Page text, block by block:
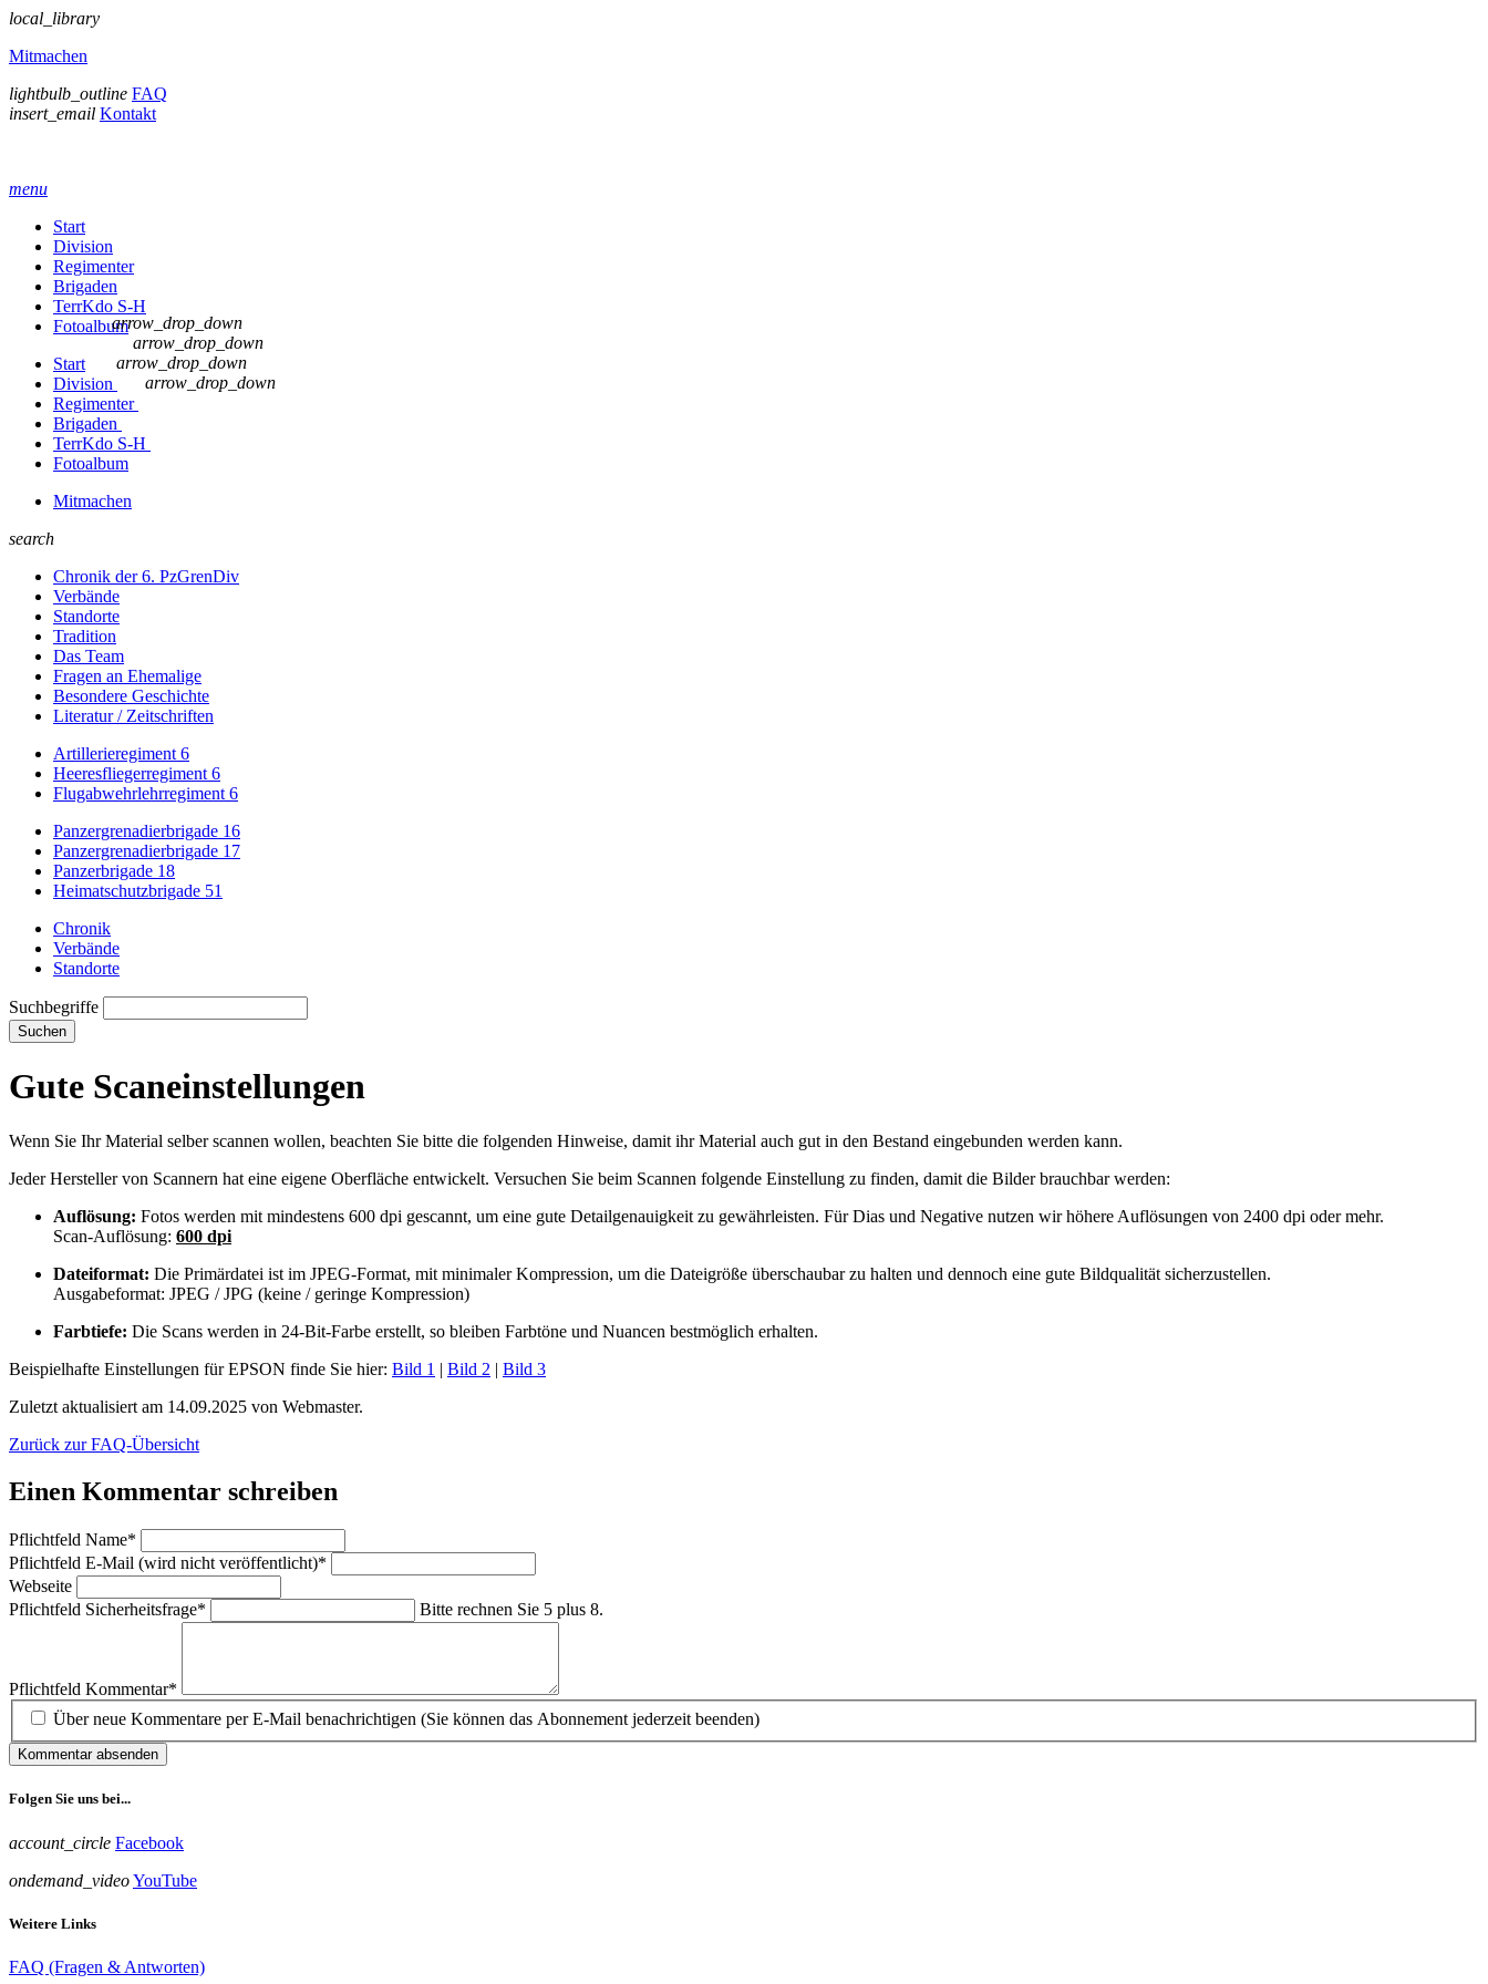
local_library
Mitmachen
lightbulb_outline FAQ
insert_email Kontakt
menu
Start
Division
Regimenter
Brigaden
TerrKdo S-H
Fotoalbum
Start
Division
arrow_drop_down
Regimenter
arrow_drop_down
Brigaden
arrow_drop_down
TerrKdo S-H
arrow_drop_down
Fotoalbum
Mitmachen
search
Chronik der 6. PzGrenDiv
Verbände
Standorte
Tradition
Das Team
Fragen an Ehemalige
Besondere Geschichte
Literatur / Zeitschriften
Artillerieregiment 6
Heeresfliegerregiment 6
Flugabwehrlehrregiment 6
Panzergrenadierbrigade 16
Panzergrenadierbrigade 17
Panzerbrigade 18
Heimatschutzbrigade 51
Chronik
Verbände
Standorte
Suchbegriffe
Suchen
Gute Scaneinstellungen
Wenn Sie Ihr Material selber scannen wollen, beachten Sie bitte die folgenden Hinweise, damit ihr Material auch gut in den Bestand eingebunden werden kann.
Jeder Hersteller von Scannern hat eine eigene Oberfläche entwickelt. Versuchen Sie beim Scannen folgende Einstellung zu finden, damit die Bilder brauchbar werden:
Auflösung: Fotos werden mit mindestens 600 dpi gescannt, um eine gute Detailgenauigkeit zu gewährleisten. Für Dias und Negative nutzen wir höhere Auflösungen von 2400 dpi oder mehr.
Scan-Auflösung: 600 dpi
Dateiformat: Die Primärdatei ist im JPEG-Format, mit minimaler Kompression, um die Dateigröße überschaubar zu halten und dennoch eine gute Bildqualität sicherzustellen.
Ausgabeformat: JPEG / JPG (keine / geringe Kompression)
Farbtiefe: Die Scans werden in 24-Bit-Farbe erstellt, so bleiben Farbtöne und Nuancen bestmöglich erhalten.
Beispielhafte Einstellungen für EPSON finde Sie hier: Bild 1 | Bild 2 | Bild 3
Zuletzt aktualisiert am 14.09.2025 von Webmaster.
Zurück zur FAQ-Übersicht
Einen Kommentar schreiben
Pflichtfeld Name*
Pflichtfeld E-Mail (wird nicht veröffentlicht)*
Webseite
Pflichtfeld Sicherheitsfrage* Bitte rechnen Sie 5 plus 8.
Pflichtfeld Kommentar*
Über neue Kommentare per E-Mail benachrichtigen (Sie können das Abonnement jederzeit beenden)
Kommentar absenden
Folgen Sie uns bei...
account_circle Facebook
ondemand_videoYouTube
Weitere Links
FAQ (Fragen & Antworten)